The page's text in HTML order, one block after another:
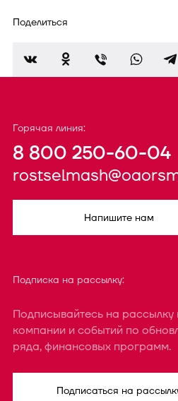
Поделиться
Горячая линия:
8 800 250-60-04
Напишите нам
Подписка на рассылку:
Подписывайтесь на рассылку
компании и событий по
ряда, финансовых программ.
Подписаться на